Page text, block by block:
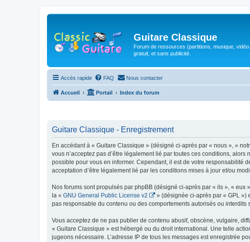
Guitare Classique
Forum de ressources (partitions, musique,
gratuit, et sans publicité.
Accès rapide FAQ Nous contacter
Accueil Portail Index du forum
Guitare Classique - Enregistrement
En accédant à « Guitare Classique » (désigné ci-après par « nous », «
vous n’acceptez pas d’être légalement lié par toutes ces conditions,
possible pour vous en informer. Cependant, il est de votre responsabilité
acceptation d’être légalement lié par les conditions mises à jour et/ou
Nos forums sont propulsés par phpBB (désigné ci-après par « ils », «
la « GNU General Public License v2 » (désignée ci-après par « GPL »)
pas responsable du contenu ou des comportements autorisés ou
Vous acceptez de ne pas publier de contenu abusif, obscène, vulgaire,
« Guitare Classique » est hébergé ou du droit international. Une telle
jugeons nécessaire. L’adresse IP de tous les messages est enregistrée